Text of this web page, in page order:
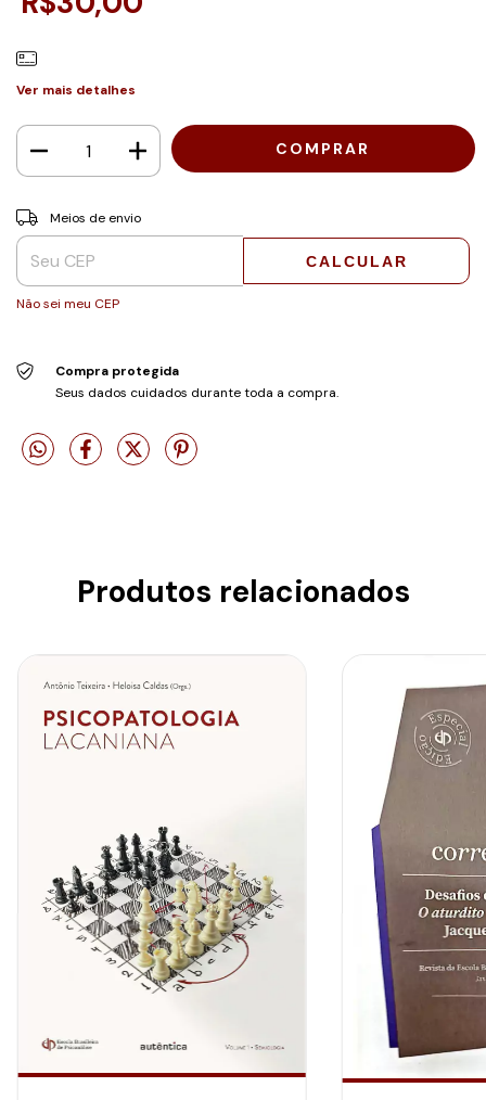
Ver mais detalhes
Entregas para o CEP:
Meios de envio
CALCULAR
Não sei meu CEP
Compra protegida
Seus dados cuidados durante toda a compra.
Produtos relacionados